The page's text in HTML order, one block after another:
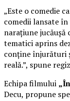
„Este o comedie
comedii lansate
narațiune
tematici aprins
conține înjurături
reală.”, spune
Echipa filmului
Decu, propune